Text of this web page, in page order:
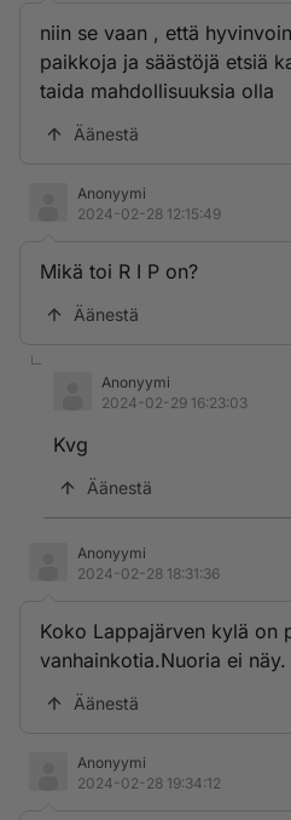
niin se vaan , että
paikkoja ja säästöjä etsiä
taida mahdollisuuksia olla
Äänestä
Anonyymi
2024-02-28 12:15:49
Mikä toi R I P on?
Äänestä
Anonyymi
2024-02-29 16:23:03
Kvg
Äänestä
Anonyymi
2024-02-28 18:31:36
Koko Lappajärven kylä on
vanhainkotia.Nuoria ei näy.
Äänestä
Anonyymi
2024-02-28 19:34:12